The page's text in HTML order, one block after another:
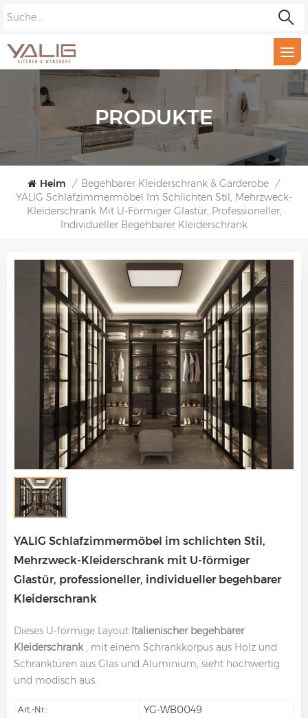
PRODUKTE
Heim / Begehbarer Kleiderschrank & Garderobe /
YALIG Schlafzimmermöbel Im Schlichten Stil, Mehrzweck-
Kleiderschrank Mit U-Förmiger Glastür, Professioneller,
Individueller Begehbarer Kleiderschrank
YALIG Schlafzimmermöbel im schlichten Stil,
Mehrzweck-Kleiderschrank mit U-förmiger
Glastür, professioneller, individueller begehbarer
Kleiderschrank
Dieses U-förmige Layout Italienischer begehbarer
Kleiderschrank
, mit einem Schrankkorpus aus Holz und
Schranktüren aus Glas und Aluminium, sieht hochwertig
und modisch aus.
Art.-Nr.: YG-WB0049